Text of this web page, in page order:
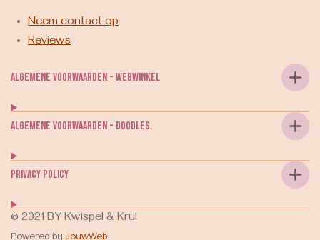
Neem contact op
Reviews
Algemene voorwaarden - webwinkel
Algemene voorwaarden - DOODLES.
Privacy Policy
© 2021 BY Kwispel & Krul